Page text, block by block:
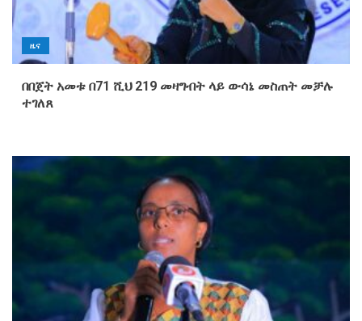
ዜና
በበጀት አመቱ በ71 ሺህ 219 መዛግብት ላይ ውሳኔ መስጠት መቻሉ
ተገለጸ